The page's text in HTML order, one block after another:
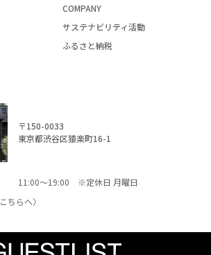
COMPANY
サステナビリティ活動
ふるさと納税
〒150-0033
東京都渋谷区猿楽町16-1
11:00～19:00 ※定休日 月曜日
こちらへ〉